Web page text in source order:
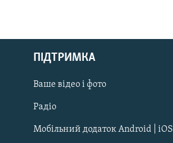
Русский
Qırımtatar
ДОЛУЧАЙСЯ!
ПІДТРИМКА
Ваше відео і фото
Радіо
Мобільний додаток Android | iOS